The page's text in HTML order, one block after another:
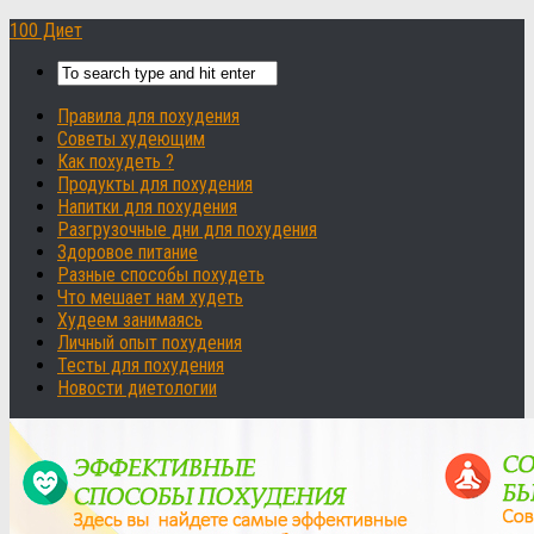
100 Диет
Правила для похудения
Советы худеющим
Как похудеть ?
Продукты для похудения
Напитки для похудения
Разгрузочные дни для похудения
Здоровое питание
Разные способы похудеть
Что мешает нам худеть
Худеем занимаясь
Личный опыт похудения
Тесты для похудения
Новости диетологии